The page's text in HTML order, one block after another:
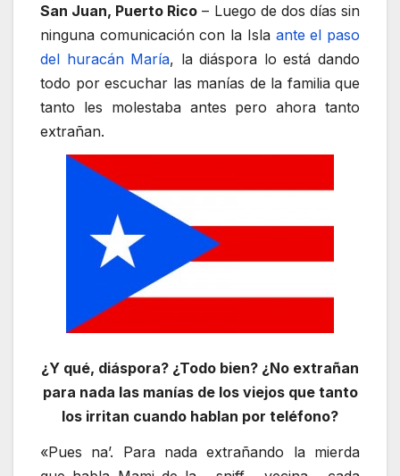
San Juan, Puerto Rico – Luego de dos días sin
ninguna comunicación con la Isla ante el paso
del huracán María, la diáspora lo está dando
todo por escuchar las manías de la familia que
tanto les molestaba antes pero ahora tanto
extrañan.
¿Y qué, diáspora? ¿Todo bien? ¿No extrañan
para nada las manías de los viejos que tanto
los irritan cuando hablan por teléfono?
«Pues na’. Para nada extrañando la mierda